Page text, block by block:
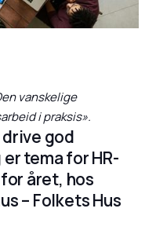
vanskelige
i praksis».
god
tema for HR-
året, hos
– Folkets Hus